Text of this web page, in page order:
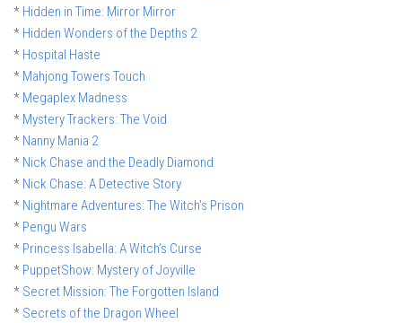
* Hidden in Time: Mirror Mirror
* Hidden Wonders of the Depths 2
* Hospital Haste
* Mahjong Towers Touch
* Megaplex Madness
* Mystery Trackers: The Void
* Nanny Mania 2
* Nick Chase and the Deadly Diamond
* Nick Chase: A Detective Story
* Nightmare Adventures: The Witch’s Prison
* Pengu Wars
* Princess Isabella: A Witch’s Curse
* PuppetShow: Mystery of Joyville
* Secret Mission: The Forgotten Island
* Secrets of the Dragon Wheel